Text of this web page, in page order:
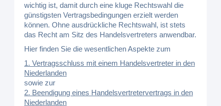
wichtig ist, damit durch eine kluge Rechtswahl die
günstigsten Vertragsbedingungen erzielt werden
können. Ohne ausdrückliche Rechtswahl, ist stets
das Recht am Sitz des Handelsvertreters anwendbar.
Hier finden Sie die wesentlichen Aspekte zum
1. Vertragsschluss mit einem Handelsvertreter in den
Niederlanden
sowie zur
2. Beendigung eines Handelsvertretervertrags in den
Niederlanden